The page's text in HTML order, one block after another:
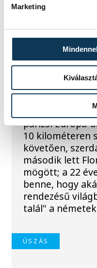
Marketing
Betlehem
neki
hazai
találna
A nyíltvízi úszó
párizsi Európa-
10 kilométeren
követően,
második lett
mögött; a 22
benne, hogy
rendezésű
talál" a
ÚSZÁS